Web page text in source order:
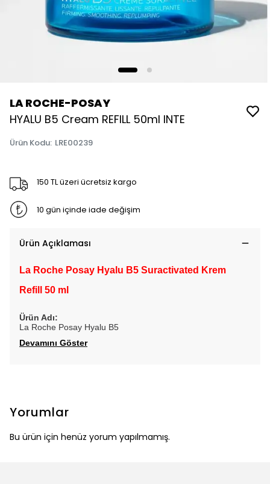
LA ROCHE-POSAY
HYALU B5 Cream REFILL 50ml INTE
Ürün Kodu: LRE00239
150 TL üzeri ücretsiz kargo
10 gün içinde iade değişim
Ürün Açıklaması
La Roche Posay Hyalu B5 Suractivated Krem
Refill 50 ml
Ürün Adı:
La Roche Posay Hyalu B5
Devamını Göster
Yorumlar
Bu ürün için henüz yorum yapılmamış.